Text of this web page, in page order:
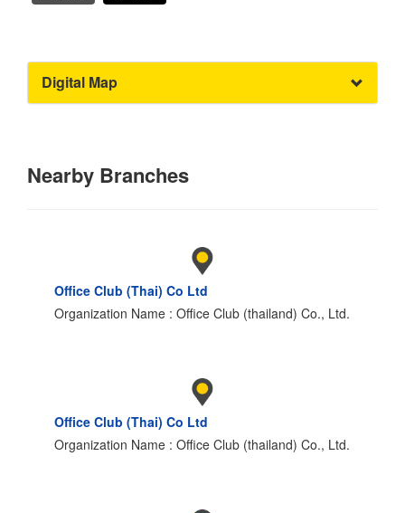
Digital Map
Nearby Branches
Office Club (Thai) Co Ltd
Organization Name : Office Club (thailand) Co., Ltd.
Office Club (Thai) Co Ltd
Organization Name : Office Club (thailand) Co., Ltd.